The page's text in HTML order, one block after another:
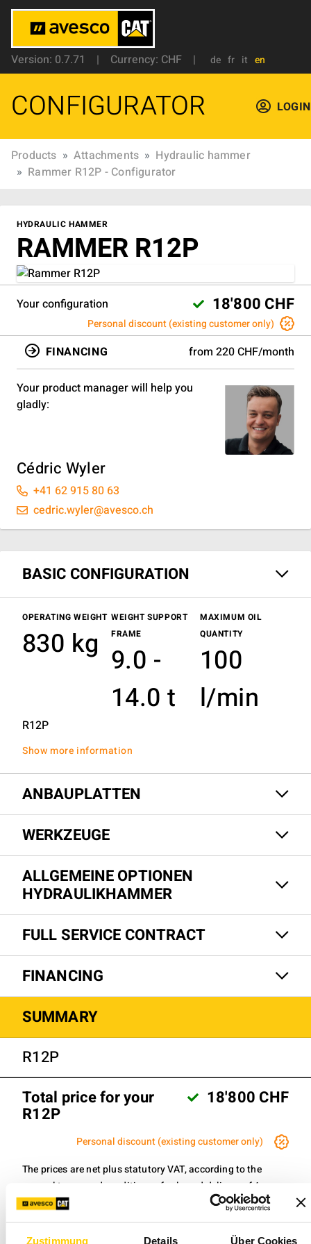
Zustimmung Details Über Cookies
Version: 0.7.71 | Currency: CHF | de fr it en
CONFIGURATOR LOGIN
Products Attachments
Hydraulic hammer
Rammer R12P - Configurator
HYDRAULIC HAMMER
RAMMER R12P
Your configuration 18'800 CHF
Personal discount (existing customer only)
FINANCING from 220 CHF/month
Your product manager will help you
gladly:
Cédric Wyler
+41 62 915 80 63
cedric.wyler@avesco.ch
BASIC CONFIGURATION
OPERATING WEIGHT
830 kg
WEIGHT SUPPORT
FRAME
9.0 -
14.0 t
MAXIMUM OIL
QUANTITY
100
l/min
R12P
Show more information
ANBAUPLATTEN
WERKZEUGE
ALLGEMEINE OPTIONEN
HYDRAULIKHAMMER
FULL SERVICE CONTRACT
FINANCING
SUMMARY
R12P
Total price for your
R12P
18'800 CHF
Personal discount (existing customer only)
The prices are net plus statutory VAT, according to the
general terms and conditions of sale and delivery of Avesco
AG. Don't you find certain options or models? Contact your
sales consultant or product manager.